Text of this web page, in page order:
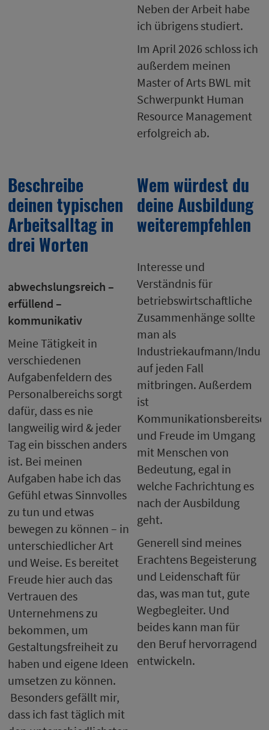
Neben der Arbeit habe
ich übrigens studiert.
Im April 2026 schloss ich
außerdem meinen
Master of Arts BWL mit
Schwerpunkt Human
Resource Management
erfolgreich ab.
Beschreibe
deinen typischen
Arbeitsalltag in
drei Worten
abwechslungsreich –
erfüllend –
kommunikativ
Meine Tätigkeit in
verschiedenen
Aufgabenfeldern des
Personalbereichs sorgt
dafür, dass es nie
langweilig wird & jeder
Tag ein bisschen anders
ist. Bei meinen
Aufgaben habe ich das
Gefühl etwas Sinnvolles
zu tun und etwas
bewegen zu können – in
unterschiedlicher Art
und Weise. Es bereitet
Freude hier auch das
Vertrauen des
Unternehmens zu
bekommen, um
Gestaltungsfreiheit zu
haben und eigene Ideen
umsetzen zu können.
Besonders gefällt mir,
dass ich fast täglich mit
Wem würdest du
deine Ausbildung
weiterempfehlen
Interesse und
Verständnis für
betriebswirtschaftliche
Zusammenhänge sollte
man als
Industriekaufmann/
auf jeden Fall
mitbringen. Außerdem
ist
und Freude im Umgang
mit Menschen von
Bedeutung, egal in
welche Fachrichtung es
nach der Ausbildung
geht.
Generell sind meines
Erachtens Begeisterung
und Leidenschaft für
das, was man tut, gute
Wegbegleiter. Und
beides kann man für
den Beruf hervorragend
entwickeln.